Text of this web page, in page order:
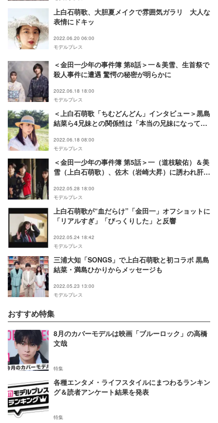
上白石萌歌、大胆夏メイクで雰囲気ガラリ 大人な
表情にドキッ
2022.06.20 06:00
モデルプレス
＜金田一少年の事件簿 第8話＞一＆美雪、生首祭で
殺人事件に遭遇 驚愕の秘密が明らかに
2022.06.18 18:00
モデルプレス
＜上白石萌歌「ちむどんどん」インタビュー＞黒島
結菜ら4兄妹との関係性は「本当の兄妹になってき
2022.06.18 08:00
モデルプレス
＜金田一少年の事件簿 第5話＞一（道枝駿佑）＆美
雪（上白石萌歌）、佐木（岩崎大昇）に誘われ肝試
2022.05.28 18:00
モデルプレス
上白石萌歌が“血だらけ”「金田一」オフショットに
「リアルすぎ」「びっくりした」と反響
2022.05.24 18:42
モデルプレス
三浦大知「SONGS」で上白石萌歌と初コラボ 黒島
結菜・満島ひかりからメッセージも
2022.05.23 13:00
モデルプレス
おすすめ特集
8月のカバーモデルは映画「ブルーロック」の高橋
文哉
特集
各種エンタメ・ライフスタイルにまつわるランキン
グ＆読者アンケート結果を発表
特集